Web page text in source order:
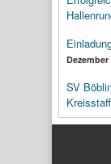
Dezember
SV